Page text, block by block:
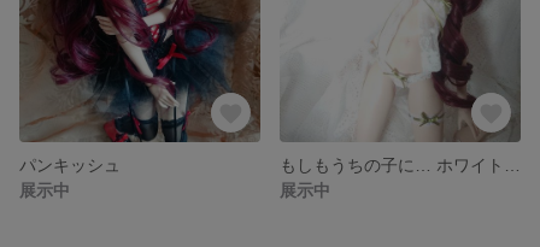
パンキッシュ
展示中
展示中